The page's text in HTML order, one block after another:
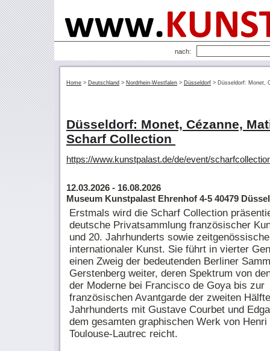
nach:
Home > Deutschland > Nordrhein-Westfalen > Düsseldorf > Düsseldorf: Monet,
Düsseldorf: Monet, Cézanne,
Scharf Collection ­
https://www.kunstpalast.de/de/event/
12.03.2026 - 16.08.2026
Museum Kunstpalast Ehrenhof 4-5 40479
Erstmals wird die Scharf Collection
deutsche Privatsammlung französischer
und 20. Jahrhunderts sowie
internationaler Kunst. Sie führt in vierter
einen Zweig der bedeutenden Berliner
Gerstenberg weiter, deren Spektrum von
der Moderne bei Francisco de Goya bis zur
französischen Avantgarde der zweiten
Jahrhunderts mit Gustave Courbet und
dem gesamten graphischen Werk von Henri
Toulouse-Lautrec reicht.